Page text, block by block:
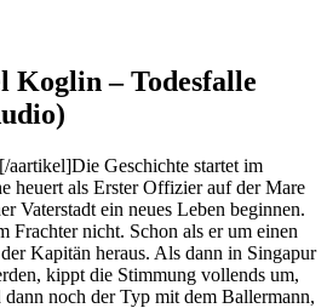
Koglin – Todesfalle
Geschichte startet im
heuert als Erster Offizier auf der Mare
Vaterstadt ein neues Leben beginnen.
Frachter nicht. Schon als er um einen
Kapitän heraus. Als dann in Singapur
kippt die Stimmung vollends um,
noch der Typ mit dem Ballermann,